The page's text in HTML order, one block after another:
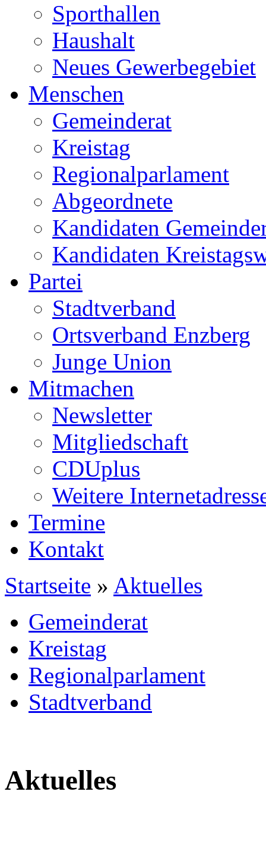
Sporthallen
Haushalt
Neues Gewerbegebiet
Menschen
Gemeinderat
Kreistag
Regionalparlament
Abgeordnete
Kandidaten
Kandidaten
Partei
Stadtverband
Ortsverband Enzberg
Junge Union
Mitmachen
Newsletter
Mitgliedschaft
CDUplus
Weitere
Termine
Kontakt
Startseite » Aktuelles
Gemeinderat
Kreistag
Regionalparlament
Stadtverband
Aktuelles